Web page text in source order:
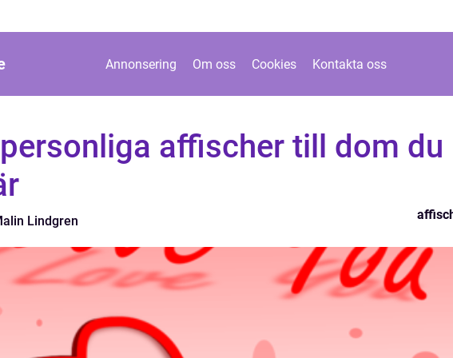
Annonsering Om oss Cookies Kontakta oss
affischer till dom du
Lindgren